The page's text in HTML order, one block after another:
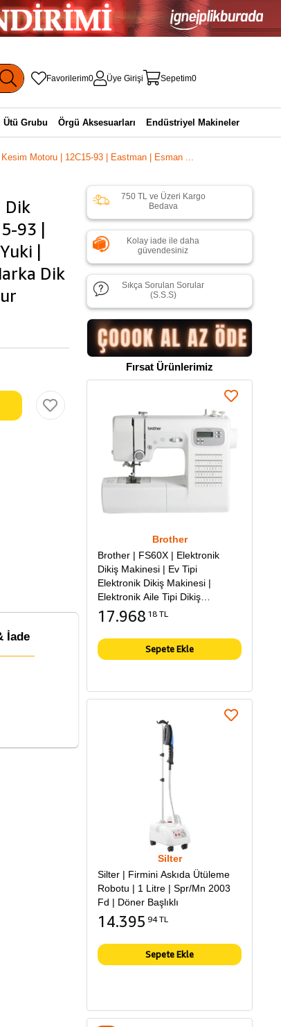
Favorilerim0 Üye Girişi Sepetim0
Ütü Grubu Örgü Aksesuarları Endüstriyel Makineler
Motoru | 12C15-93 | Eastman | Esman ...
Dik
93 |
|
Dik
İade
750 TL ve Üzeri Kargo
Bedava
Kolay iade ile daha
güvendesiniz
Sıkça Sorulan Sorular
(S.S.S)
Fırsat Ürünlerimiz
Brother
Brother | FS60X | Elektronik
Dikiş Makinesi | Ev Tipi
Elektronik Dikiş Makinesi |
Elektronik Aile Tipi Dikiş
Makinesi
17.968 18 TL
Sepete Ekle
Silter
Silter | Firmini Askıda Ütüleme
Robotu | 1 Litre | Spr/Mn 2003
Fd | Döner Başlıklı
14.395 94 TL
Sepete Ekle